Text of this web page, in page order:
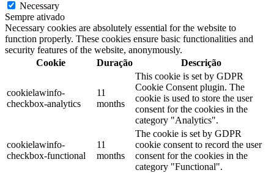
Necessary
Sempre ativado
Necessary cookies are absolutely essential for the website to
function properly. These cookies ensure basic functionalities and
security features of the website, anonymously.
Cookie
Duração Descrição
cookielawinfo-
checkbox-analytics
11
months
This cookie is set by GDPR
Cookie Consent plugin. The
cookie is used to store the user
consent for the cookies in the
category "Analytics".
cookielawinfo-
checkbox-functional
11
months
The cookie is set by GDPR
cookie consent to record the user
consent for the cookies in the
category "Functional".